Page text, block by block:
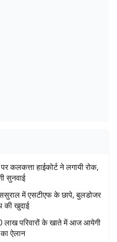
कलकत्ता हाईकोर्ट ने लगायी रोक,
सुनवाई
में एसटीएफ के छापे, बुलडोजर
की खुदाई
लाख परिवारों के खाते में आज आयेगी
ऐलान